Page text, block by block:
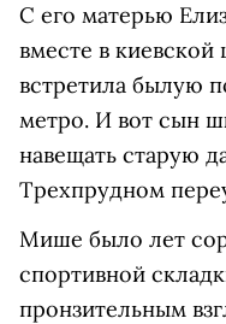
С его матерью
вместе в
встретила былую
метро. И вот сын
навещать старую
Трехпрудном
Мише было лет
спортивной
пронзительным